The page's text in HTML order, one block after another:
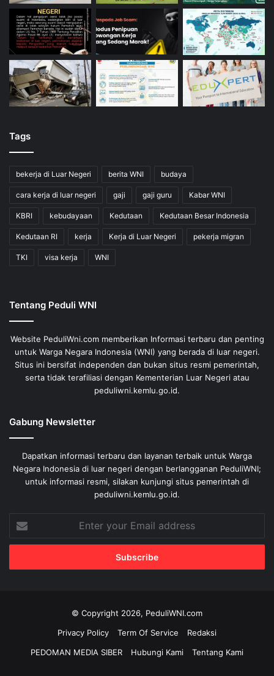
Tags
bekerja di Luar Negeri berita WNI budaya
cara kerja di luar negeri gaji gaji guru Kabar WNI
KBRI kebudayaan Kedutaan Kedutaan Besar Indonesia
Kedutaan RI kerja Kerja di Luar Negeri pekerja migran
TKI visa kerja WNI
Tentang Peduli WNI
Website PeduliWni.com memberikan Informasi terbaru dan penting
untuk Warga Negara Indonesia (WNI) yang berada di luar negeri.
Situs ini bersifat independen dan bukan situs resmi pemerintah,
serta tidak terafiliasi dengan Kementerian Luar Negeri atau
peduliwni.kemlu.go.id.
Gabung Newsletter
Dapatkan informasi terbaru dan layanan terbaik untuk Warga
Negara Indonesia di luar negeri dengan berlangganan PeduliWNI;
untuk informasi resmi, silakan kunjungi situs pemerintah di
peduliwni.kemlu.go.id.
your
Email
© Copyright 2026, PeduliWNI.com
Privacy Policy
Term Of Service
Redaksi
PEDOMAN MEDIA SIBER
Hubungi Kami Tentang Kami